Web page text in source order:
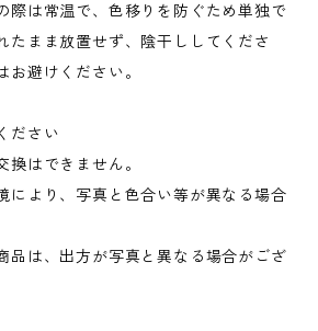
際は常温で、色移りを防ぐため単独で
たまま放置せず、陰干ししてくださ
お避けください。
ださい
換はできません。
により、写真と色合い等が異なる場合
品は、出方が写真と異なる場合がござ